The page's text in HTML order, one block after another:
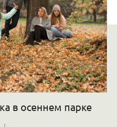
в осеннем парке